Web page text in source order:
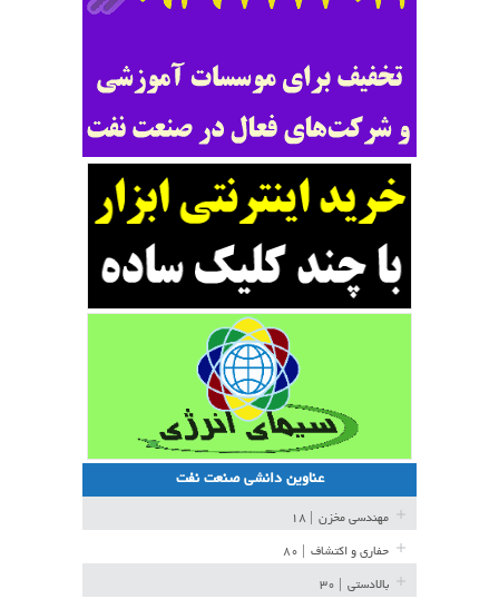
عناوین دانشی صنعت نفت
مهندسی مخزن
حفاری و اکتشاف
بالادستی